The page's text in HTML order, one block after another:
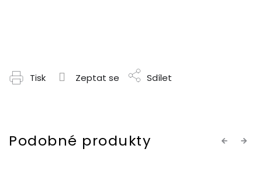
Tisk Zeptat se Sdílet
Previous
Next